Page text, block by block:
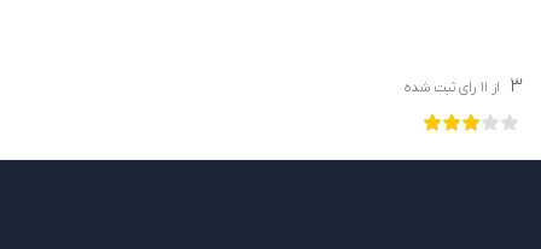
3 از 11 رای ثبت شده